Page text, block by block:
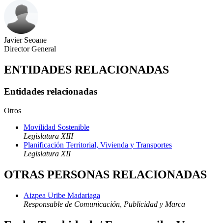
Javier Seoane
Director General
ENTIDADES RELACIONADAS
Entidades relacionadas
Otros
Movilidad Sostenible
Legislatura XIII
Planificación Territorial, Vivienda y Transportes
Legislatura XII
OTRAS PERSONAS RELACIONADAS
Aizpea Uribe Madariaga
Responsable de Comunicación, Publicidad y Marca